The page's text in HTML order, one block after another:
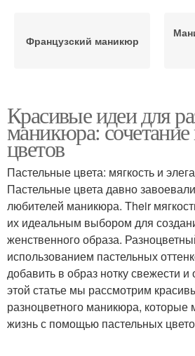
Французский маникюр
Современные идеи
Сезонные идеи
Осенний маникюр
Красивые идеи для
маникюра:
цветов
Пастельные цвета: мягкость и
Пастельные цвета давно
любителей маникюра. Their
их идеальным выбором для
женственного образа.
использованием пастельных
добавить в образ нотку свежести и
этой статье мы рассмотрим
разноцветного маникюра, которые
жизнь с помощью пастельных